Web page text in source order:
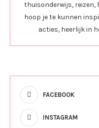
thuisonderwijs, reizen,
hoop je te kunnen
acties, heerlijk in
FACEBOOK
INSTAGRAM